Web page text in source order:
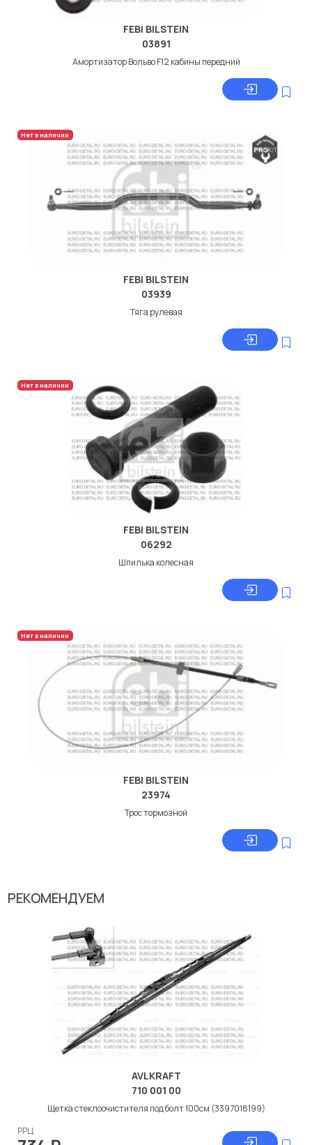
FEBI BILSTEIN
03891
Амортизатор Вольво F12 кабины передний
Нет в наличии
FEBI BILSTEIN
03939
Тяга рулевая
Нет в наличии
FEBI BILSTEIN
06292
Шпилька колесная
Нет в наличии
FEBI BILSTEIN
23974
Трос тормозной
РЕКОМЕНДУЕМ
AVLKRAFT
710 001 00
Щетка стеклоочистителя под болт 100см (3397018199)
РРЦ